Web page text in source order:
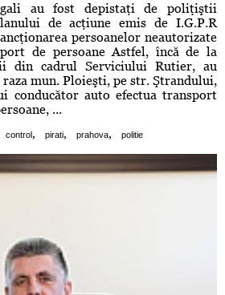
au fost depistaţi de poliţiştii
de acţiune emis de I.G.P.R
persoanelor neautorizate
de persoane Astfel, încă de la
din cadrul Serviciului Rutier, au
mun. Ploieşti, pe str. Ştrandului,
conducător auto efectua transport
...
control , pirati, prahova, politie